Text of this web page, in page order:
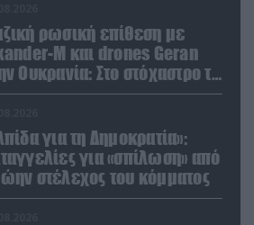
ρωσική επίθεση με
M και drones Geran
Ουκρανία: Στο στόχαστρο το
των Flamingo
για τη Δημοκρατία»:
για «σπίλωση» από
στέλεχος του κόμματος